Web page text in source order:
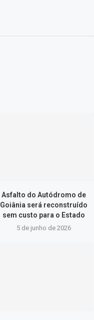
Asfalto do Autódromo de
Goiânia será reconstruído
sem custo para o Estado
5 de junho de 2026